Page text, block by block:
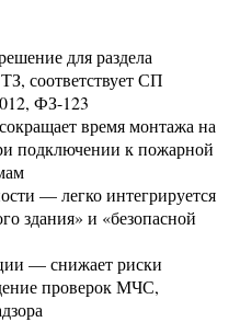
для раздела
соответствует СП
ФЗ-123
время монтажа на
подключении к пожарной
— легко интегрируется
здания» и «безопасной
— снижает риски
проверок МЧС,